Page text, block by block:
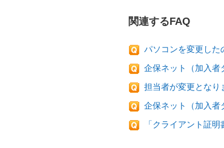
関連するFAQ
パソコンを変更した
企保ネット（加入者
担当者が変更となり
企保ネット（加入者
「クライアント証